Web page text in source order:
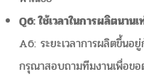
Q6: ใช้เวลาในการผลิตนานเ
A6: ระยะเวลาการผลิตขึ้น
กรุณาสอบถามทีมงานเพื่อขอ